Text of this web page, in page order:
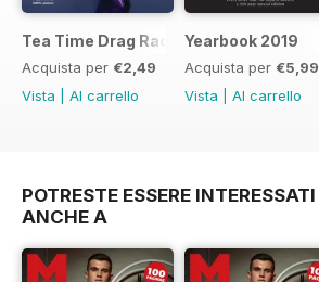
Tea Time Drag Race UK Digital Special
Acquista per €2,49
Vista
Al carrello
Yearbook 2019
Acquista per €5,99
Vista
Al carrello
POTRESTE ESSERE INTERESSATI
ANCHE A